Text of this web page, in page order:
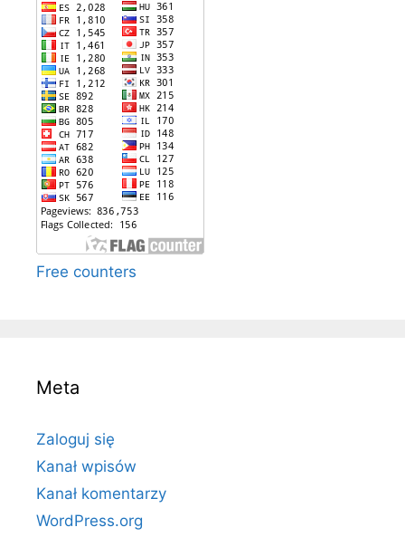
Free counters
Meta
Zaloguj się
Kanał wpisów
Kanał komentarzy
WordPress.org